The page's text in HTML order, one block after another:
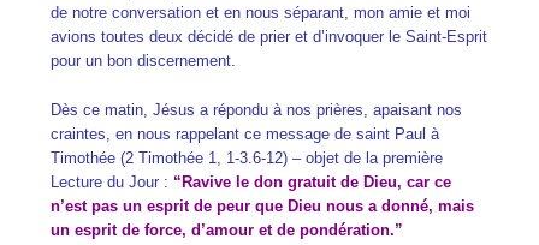
de notre conversation et en nous séparant, mon amie et moi
avions toutes deux décidé de prier et d’invoquer le Saint-Esprit
pour un bon discernement.
Dès ce matin, Jésus a répondu à nos prières, apaisant nos
craintes, en nous rappelant ce message de saint Paul à
Timothée (2 Timothée 1, 1-3.6-12) – objet de la première
Lecture du Jour : “Ravive le don gratuit de Dieu, car ce
n’est pas un esprit de peur que Dieu nous a donné, mais
un esprit de force, d’amour et de pondération.”